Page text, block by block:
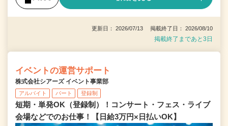
更新日： 2026/07/13 掲載終了日： 2026/08/10
掲載終了まであと3日
イベントの運営サポート
株式会社シアーズ イベント事業部
アルバイト パート 登録制
短期・単発OK（登録制）！コンサート・フェス・ライブ
会場などでのお仕事！【日給3万円×日払いOK】